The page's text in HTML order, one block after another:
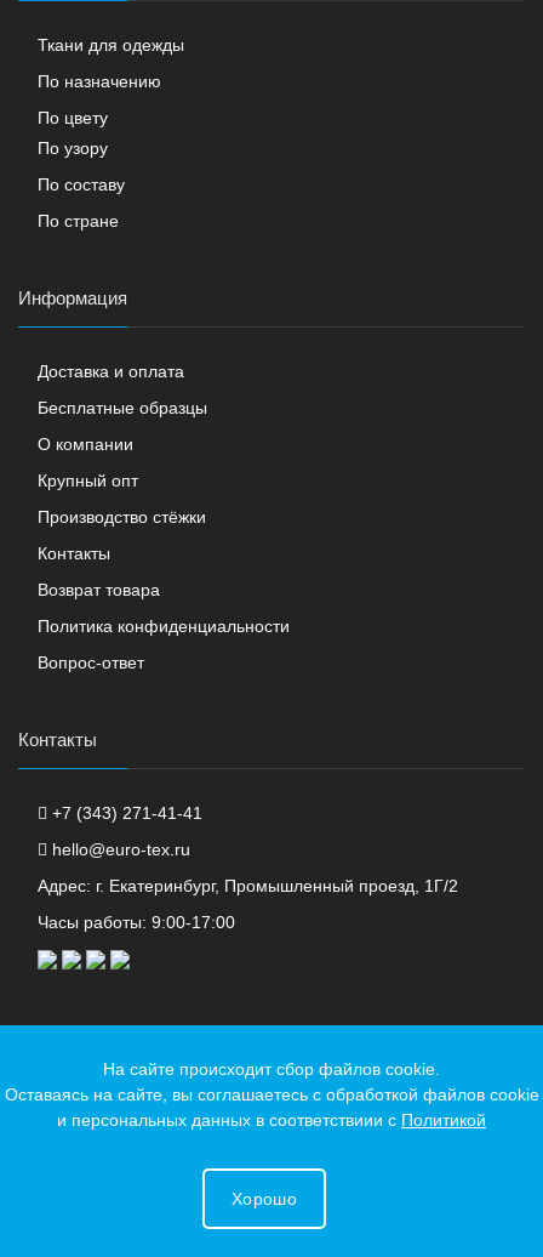
Ткани для одежды
По назначению
По цвету
По узору
По составу
По стране
Информация
Доставка и оплата
Бесплатные образцы
О компании
Крупный опт
Производство стёжки
Контакты
Возврат товара
Политика конфиденциальности
Вопрос-ответ
Контакты
+7 (343) 271-41-41
hello@euro-tex.ru
Адрес: г. Екатеринбург, Промышленный проезд, 1Г/2
Часы работы: 9:00-17:00
Телеграм канал
На сайте происходит сбор файлов cookie.
Оставаясь на сайте, вы соглашаетесь с обработкой файлов cookie
и персональных данных в соответствиии с Политикой
Хорошо